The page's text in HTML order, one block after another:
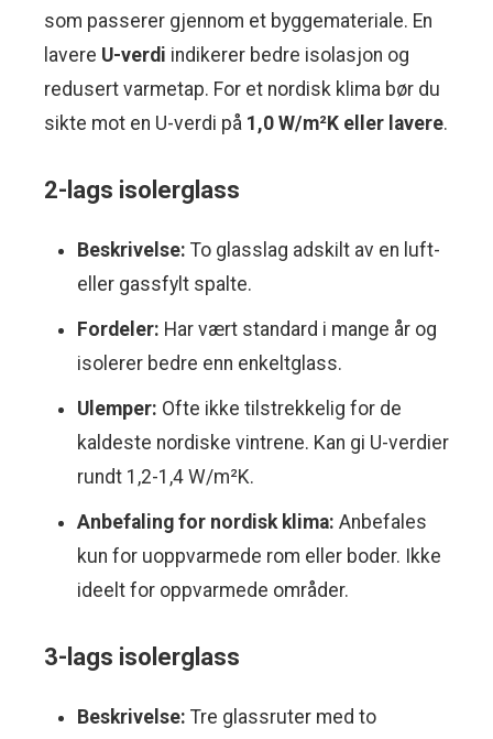
som passerer gjennom et byggemateriale. En
lavere U-verdi indikerer bedre isolasjon og
redusert varmetap. For et nordisk klima bør du
sikte mot en U-verdi på 1,0 W/m²K eller lavere.
2-lags isolerglass
Beskrivelse: To glasslag adskilt av en luft-
eller gassfylt spalte.
Fordeler: Har vært standard i mange år og
isolerer bedre enn enkeltglass.
Ulemper: Ofte ikke tilstrekkelig for de
kaldeste nordiske vintrene. Kan gi U-verdier
rundt 1,2-1,4 W/m²K.
Anbefaling for nordisk klima: Anbefales
kun for uoppvarmede rom eller boder. Ikke
ideelt for oppvarmede områder.
3-lags isolerglass
Beskrivelse: Tre glassruter med to